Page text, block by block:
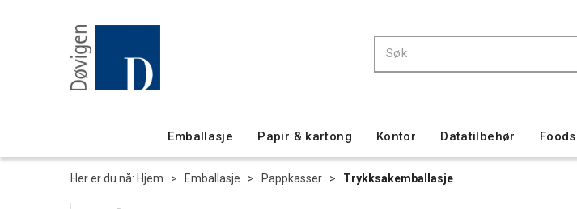
Emballasje Papir & kartong Kontor Datatilbehør
Her er du nå: Hjem > Emballasje > Pappkasser > Trykksakemballasje